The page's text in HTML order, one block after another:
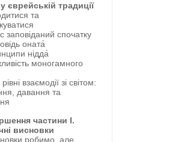
єврейській традиції
та
заповіданий спочатку
оната́
нідда́
моногамного
взаємодії зі світом:
давання та
частини I.
висновки
робимо, але